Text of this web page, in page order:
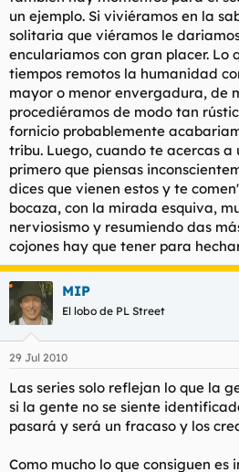
un ejemplo. Si viviéramos en la
solitaria que viéramos le
enculariamos con gran placer. Lo
tiempos remotos la humanidad
mayor o menor envergadura, de
procediéramos de modo tan
fornicio probablemente
tribu. Luego, cuando te acercas
primero que piensas
dices que vienen estos y te
bocaza, con la mirada esquiva,
nerviosismo y resumiendo das
cojones hay que tener para
MIP
El lobo de PL Street
29 Jul 2010
Las series solo reflejan lo que la
si la gente no se siente
pasará y será un fracaso y los
Como mucho lo que consiguen